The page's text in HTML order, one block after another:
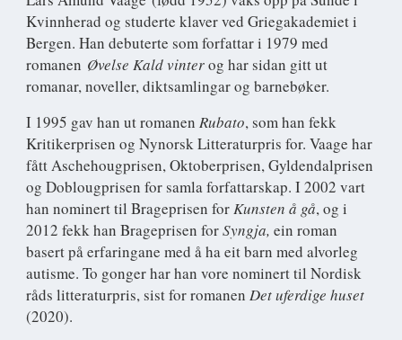
Kvinnherad og studerte klaver ved Griegakademiet i
Bergen. Han debuterte som forfattar i 1979 med
romanen Øvelse Kald vinterog har sidan gitt ut
romanar, noveller, diktsamlingar og barnebøker.
I 1995 gav han ut romanen Rubato, som han fekk
Kritikerprisen og Nynorsk Litteraturpris for. Vaage har
fått Aschehougprisen, Oktoberprisen, Gyldendalprisen
og Doblougprisen for samla forfattarskap. I 2002 vart
han nominert til Brageprisen forKunsten å gå, og i
2012 fekk han Brageprisen forSyngja, ein roman
basert på erfaringane med å ha eit barn med alvorleg
autisme. To gonger har han vore nominert til Nordisk
råds litteraturpris, sist for romanen Det uferdige huset
(2020).